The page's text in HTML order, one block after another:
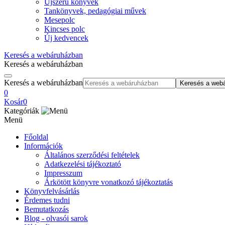
Újszerű könyvek
Tankönyvek, pedagógiai művek
Mesepolc
Kincses polc
Új kedvencek
Keresés a webáruházban
Keresés a webáruházban
Keresés a webáruházban Keresés a
0
Kosár0
Kategóriák
Menü
Főoldal
Információk
Általános szerződési feltételek
Adatkezelési tájékoztató
Impresszum
Árkötött könyvre vonatkozó tájékoztatás
Könyvfelvásárlás
Érdemes tudni
Bemutatkozás
Blog - olvasói sarok